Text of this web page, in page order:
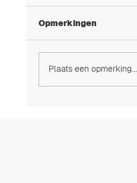
Opmerkingen
Plaats een opmerking...